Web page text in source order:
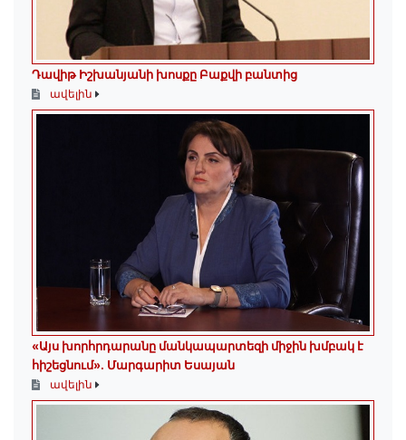
Դավիթ Իշխանյանի խոսքը Բաքվի բանտից
ավելին
«Այս խորհրդարանը մանկապարտեզի միջին խմբակ է
հիշեցնում»․ Մարգարիտ Եսայան
ավելին